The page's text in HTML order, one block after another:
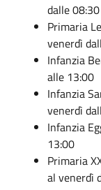
dalle
Primaria
venerdì
Infanzia
alle 13:00
Infanzia
venerdì
Infanzia
13:00
Primaria
al venerdì